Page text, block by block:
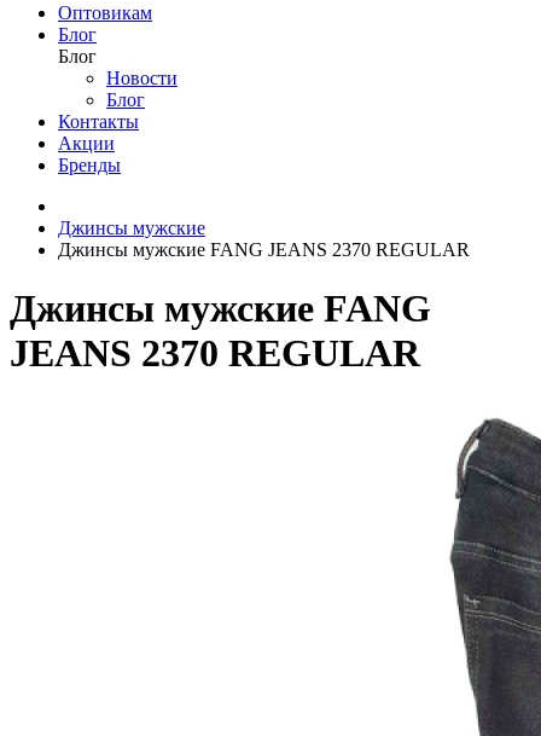
Оптовикам
Блог
Блог
Новости
Блог
Контакты
Акции
Бренды
Джинсы мужские
Джинсы мужские FANG JEANS 2370 REGULAR
Джинсы мужские FANG
JEANS 2370 REGULAR